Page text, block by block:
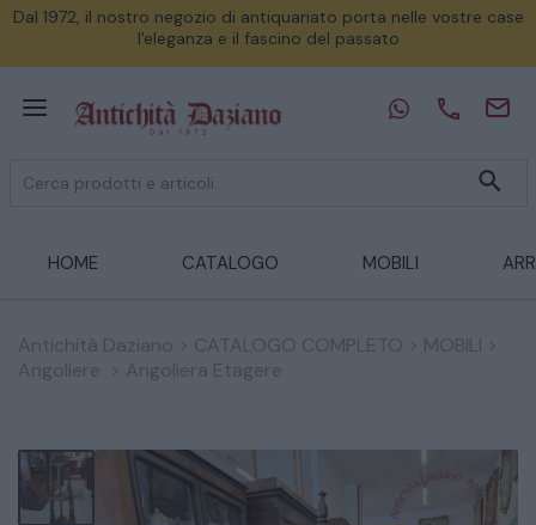
Dal 1972, il nostro negozio di antiquariato porta nelle vostre case
l'eleganza e il fascino del passato
HOME CATALOGO MOBILI
Antichità Daziano CATALOGO COMPLETO MOBILI
Angoliere
Angoliera Etagere